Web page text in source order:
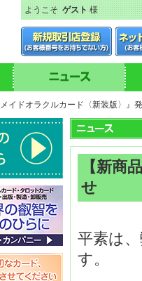
ようこそゲスト様
イドオラクルカード〈新装版〉』
【新商
せ
平素は
す。